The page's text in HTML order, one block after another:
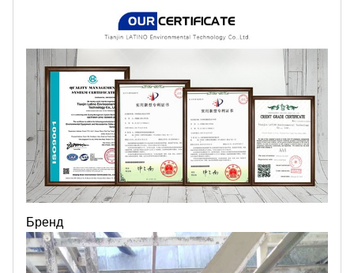
Бренд